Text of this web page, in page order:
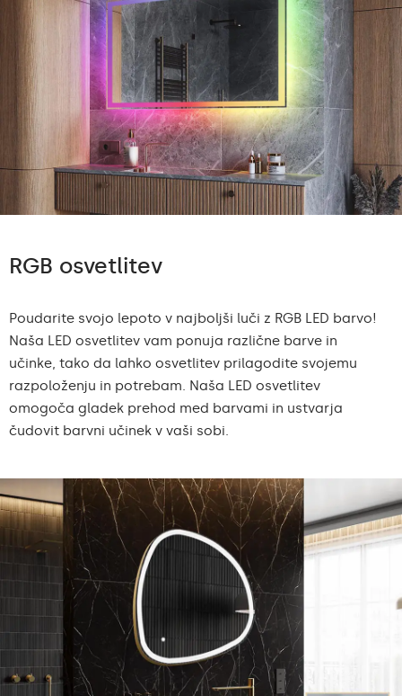
RGB osvetlitev
Poudarite svojo lepoto v najboljši luči z RGB LED barvo!
Naša LED osvetlitev vam ponuja različne barve in
učinke, tako da lahko osvetlitev prilagodite svojemu
razpoloženju in potrebam. Naša LED osvetlitev
omogoča gladek prehod med barvami in ustvarja
čudovit barvni učinek v vaši sobi.